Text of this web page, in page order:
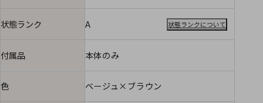
状態ランク A 状態ランクについて
付属品 本体のみ
色 ベージュ×ブラウン